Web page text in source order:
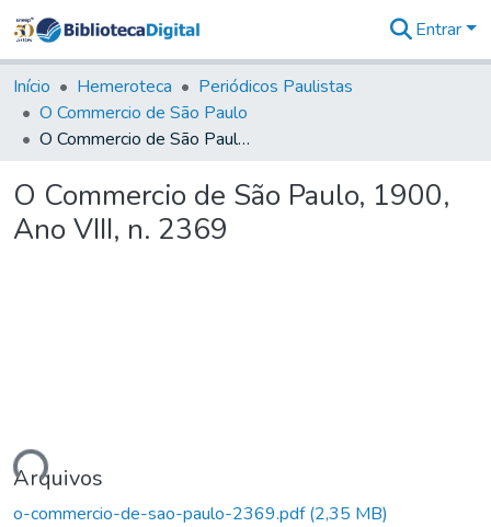
&
Coleções
Tudo na
Biblioteca
Estatísticas
Entrar
Início Hemeroteca
Periódicos Paulistas
O Commercio de São Paulo
O Commercio de São Paulo, 1900, Ano VIII, n. 2369
O Commercio de São Paulo, 1900,
Ano VIII, n. 2369
Arquivos
o-commercio-de-sao-paulo-2369.pdf(2,35 MB)